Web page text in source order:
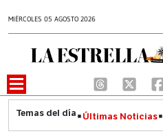
MIÉRCOLES 05 AGOSTO 2026
Últimas Noticias